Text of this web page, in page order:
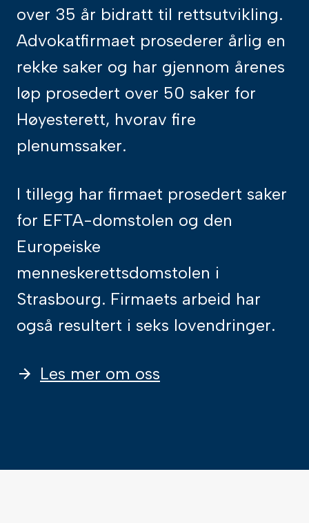
over 35 år bidratt til rettsutvikling.
Advokatfirmaet prosederer årlig en
rekke saker og har gjennom årenes
løp prosedert over 50 saker for
Høyesterett, hvorav fire
plenumssaker.
I tillegg har firmaet prosedert saker
for EFTA-domstolen og den
Europeiske
menneskerettsdomstolen i
Strasbourg. Firmaets arbeid har
også resultert i seks lovendringer.
Les mer om oss